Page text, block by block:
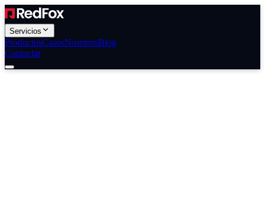
Servicios
ProductosCasosNosotrosBlog
Contactar